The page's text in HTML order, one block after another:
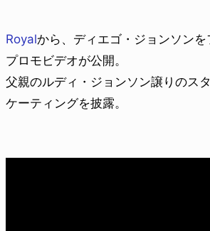
Royalから、ディエゴ・ジョンソン
プロモビデオが公開。
父親のルディ・ジョンソン譲りのス
ケーティングを披露。